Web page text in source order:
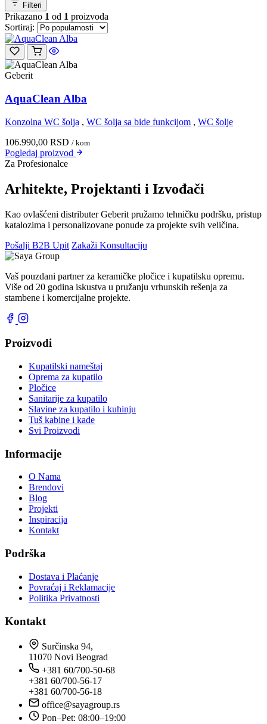
Filteri
Prikazano 1 od 1 proizvoda
Sortiraj:
Geberit
AquaClean Alba
Konzolna WC šolja , WC šolja sa bide funkcijom , WC šolje
106.990,00 RSD / kom
Pogledaj proizvod
Za Profesionalce
Arhitekte, Projektanti i Izvođači
Kao ovlašćeni distributer Geberit pružamo tehničku podršku, pristup
katalozima i personalizovane ponude za projekte svih veličina.
Pošalji B2B Upit Zakaži Konsultaciju
Vaš pouzdani partner za keramičke pločice i kupatilsku opremu.
Više od 20 godina iskustva u pružanju vrhunskih rešenja za
stambene i komercijalne projekte.
Proizvodi
Kupatilski nameštaj
Oprema za kupatilo
Pločice
Sanitarije za kupatilo
Slavine za kupatilo i kuhinju
Tuš kabine i kade
Svi Proizvodi
Informacije
O Nama
Brendovi
Blog
Projekti
Inspiracija
Kontakt
Podrška
Dostava i Plaćanje
Povraćaj i Reklamacije
Politika Privatnosti
Kontakt
Surčinska 94,
11070 Novi Beograd
+381 60/700-50-68
+381 60/700-56-17
+381 60/700-56-18
office@sayagroup.rs
Pon–Pet: 08:00–19:00